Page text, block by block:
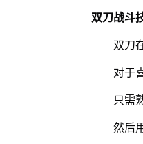
双刀战斗
双刀
对于
只需
然后